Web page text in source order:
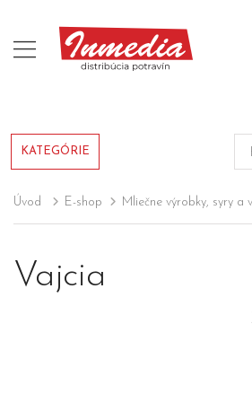
KATEGÓRIE
Úvod E-shop Mliečne výrobky, syry a
Vajcia